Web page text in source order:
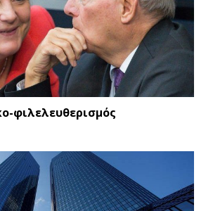
φιλελευθερισμός